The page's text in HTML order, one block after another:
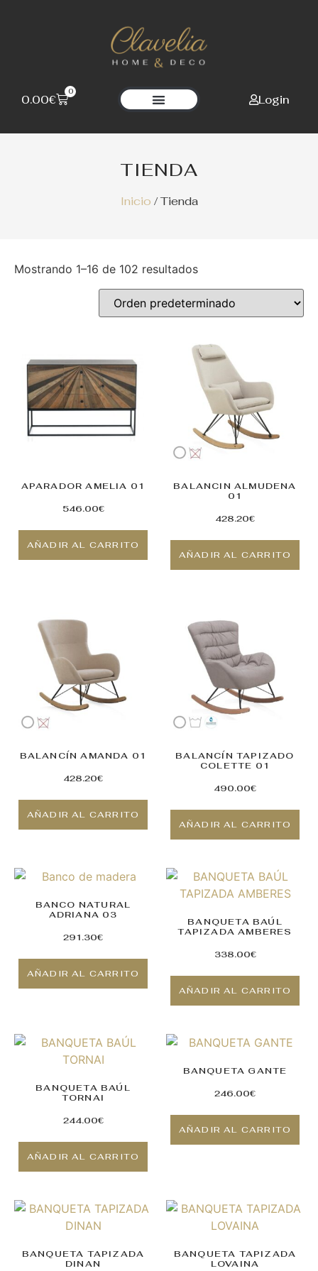
0.00€
0
Login
TIENDA
Inicio / Tienda
Mostrando 1–16 de 102 resultados
APARADOR AMELIA 01
546.00€
AÑADIR AL CARRITO
BALANCIN ALMUDENA
01
428.20€
AÑADIR AL CARRITO
BALANCÍN AMANDA 01
428.20€
AÑADIR AL CARRITO
BALANCÍN TAPIZADO
COLETTE 01
490.00€
AÑADIR AL CARRITO
BANCO NATURAL
ADRIANA 03
291.30€
AÑADIR AL CARRITO
BANQUETA BAÚL
TAPIZADA AMBERES
338.00€
AÑADIR AL CARRITO
BANQUETA BAÚL
TORNAI
244.00€
AÑADIR AL CARRITO
BANQUETA GANTE
246.00€
AÑADIR AL CARRITO
BANQUETA TAPIZADA
DINAN
BANQUETA TAPIZADA
LOVAINA